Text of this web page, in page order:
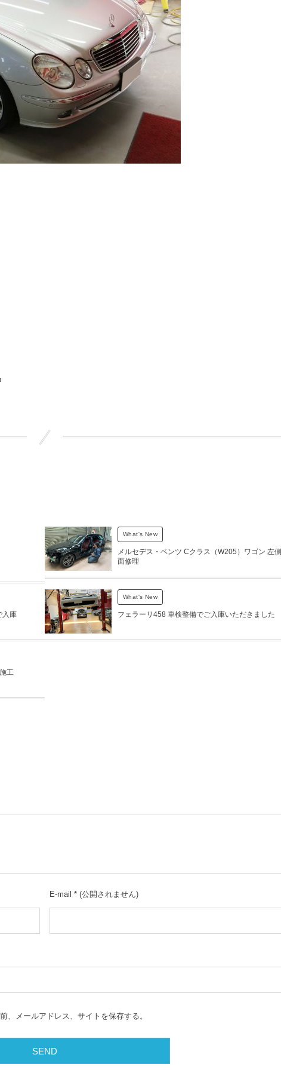
What's New
メルセデス・ベンツ Cクラス（W205）ワゴン 左側
面修理
入庫
What's New
フェラーリ458 車検整備でご入庫いただきました
工
E-mail * (公開されません)
、メールアドレス、サイトを保存する。